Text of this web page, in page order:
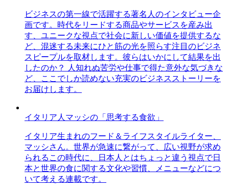
ビジネスの第一線で活躍する著名人のインタビュー企
画です。時代をリードする商品やサービスを産み出
す、ユニークな視点で社会に新しい価値を提供するな
ど、混迷する未来にひと筋の光を照らす注目のビジネ
スピープルを取材します。彼らはいかにして結果を出
したのか？ 人知れぬ苦労や仕事で得た意外な気づきな
ど、ここでしか読めない充実のビジネスストーリーを
お届けします。
イタリア人マッシの「思考する食欲」
イタリア生まれのフード＆ライフスタイルライター、
マッシさん。世界が急速に繋がって、広い視野が求め
られるこの時代に、日本人とはちょっと違う視点で日
本と世界の食に関する文化や習慣、メニューなどにつ
いて考える連載です。